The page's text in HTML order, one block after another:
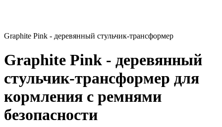
Graphite Pink - деревянный стульчик-трансформер
Graphite Pink - деревянный
стульчик-трансформер для
кормления с ремнями
безопасности